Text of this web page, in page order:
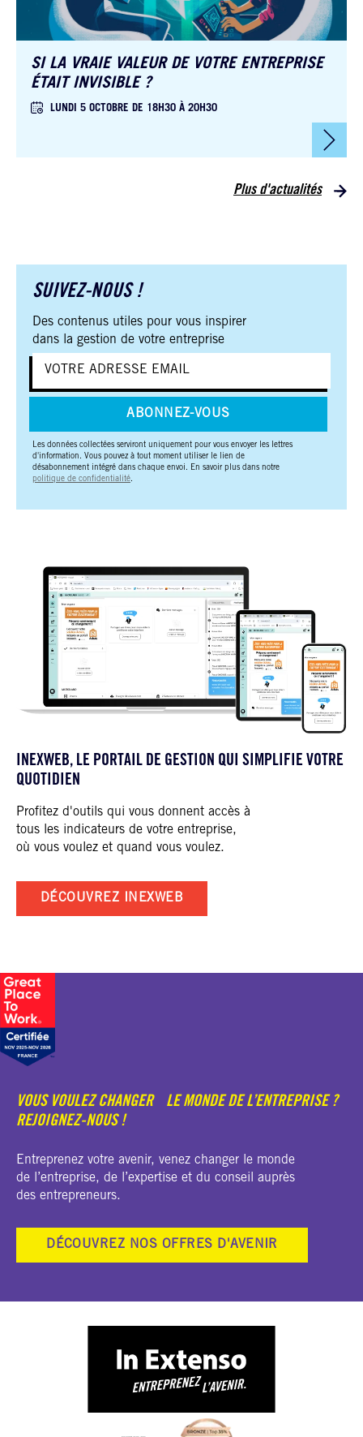
SI LA VRAIE VALEUR DE VOTRE ENTREPRISE
ÉTAIT INVISIBLE ?
LUNDI 5 OCTOBRE DE 18H30 À 20H30
Plus d'actualités
SUIVEZ-NOUS !
Des contenus utiles pour vous inspirer
dans la gestion de votre entreprise
ABONNEZ-VOUS
Les données collectées serviront uniquement pour vous envoyer les lettres
d'information. Vous pouvez à tout moment utiliser le lien de
désabonnement intégré dans chaque envoi. En savoir plus dans notre
politique de confidentialité.
INEXWEB, LE PORTAIL DE GESTION QUI SIMPLIFIE VOTRE
QUOTIDIEN
Profitez d'outils qui vous donnent accès à
tous les indicateurs de votre entreprise,
où vous voulez et quand vous voulez.
DÉCOUVREZ INEXWEB
VOUS VOULEZ CHANGER LE MONDE DE L’ENTREPRISE ?
REJOIGNEZ-NOUS !
Entreprenez votre avenir, venez changer le monde
de l’entreprise, de l’expertise et du conseil auprès
des entrepreneurs.
DÉCOUVREZ NOS OFFRES D'AVENIR